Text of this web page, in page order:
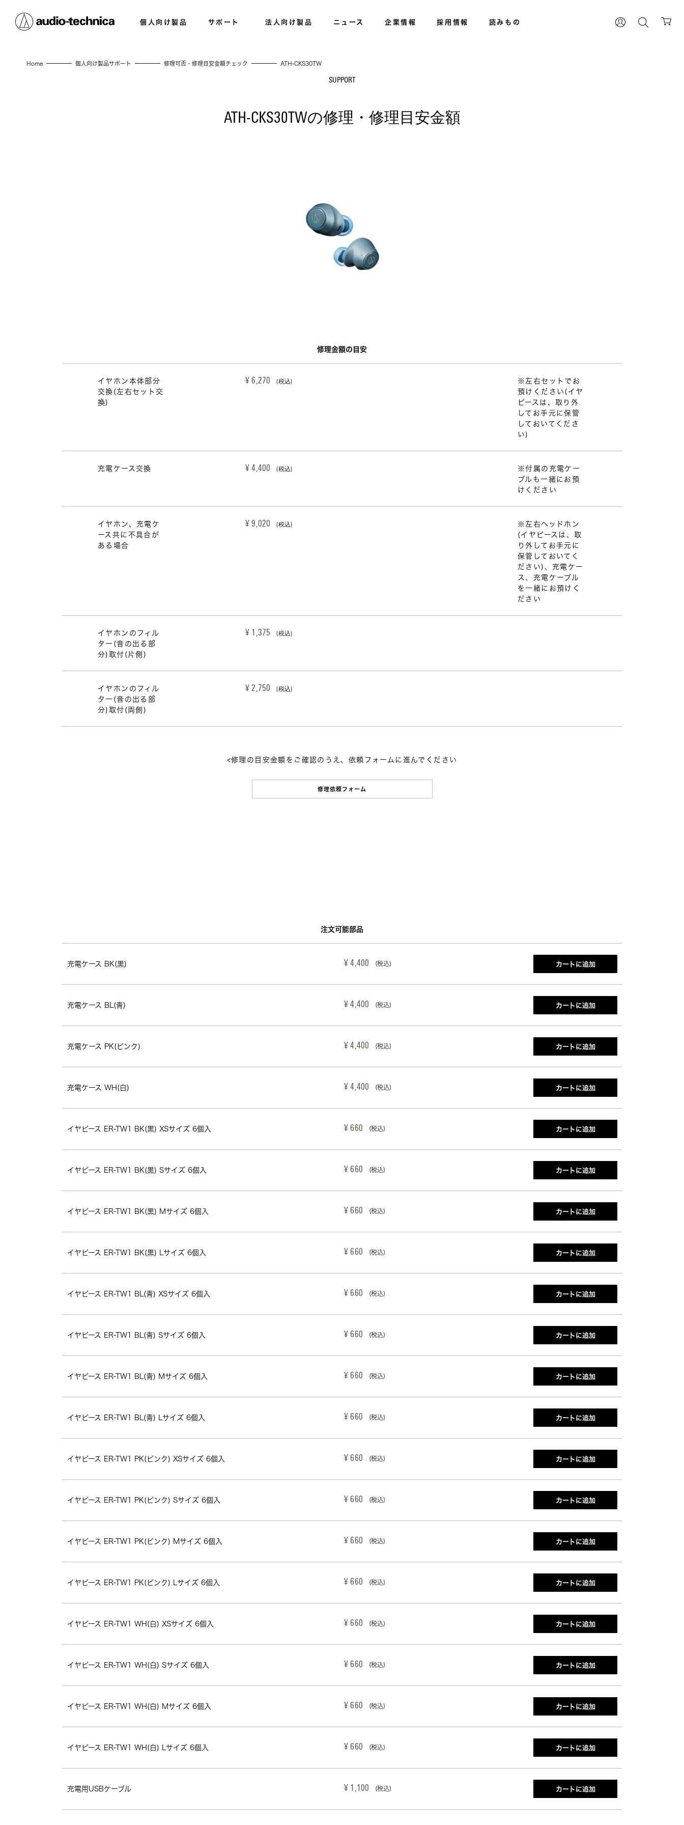
個人向け製品 サポート 法人向け製品 ニュース 企業情報 採用情報 読みもの
Home 個人向け製品サポート 修理可否・修理目安金額チェック ATH-CKS30TW
SUPPORT
ATH-CKS30TWの修理・修理目安金額
修理金額の目安
イヤホン本体部分
交換(左右セット交
換)
¥ 6,270 (税込)
※左右セットでお
預けください(イヤ
ピースは、取り外
してお手元に保管
しておいてくださ
い)
充電ケース交換 ¥ 4,400 (税込)
※付属の充電ケー
ブルも一緒にお預
けください
イヤホン、充電ケ
ース共に不具合が
ある場合
¥ 9,020 (税込)
※左右ヘッドホン
(イヤピースは、取
り外してお手元に
保管しておいてく
ださい)、充電ケー
ス、充電ケーブル
を一緒にお預けく
ださい
イヤホンのフィル
ター(音の出る部
分)取付(片側)
¥ 1,375 (税込)
イヤホンのフィル
ター(音の出る部
分)取付(両側)
¥ 2,750 (税込)
<修理の目安金額をご確認のうえ、依頼フォームに進んでください
修理依頼フォーム
注文可能部品
充電ケース BK(黒) ¥ 4,400 (税込) カートに追加
充電ケース BL(青) ¥ 4,400 (税込) カートに追加
充電ケース PK(ピンク) ¥ 4,400 (税込) カートに追加
充電ケース WH(白) ¥ 4,400 (税込) カートに追加
イヤピース ER-TW1 BK(黒) XSサイズ 6個入 ¥ 660 (税込) カートに追加
イヤピース ER-TW1 BK(黒) Sサイズ 6個入 ¥ 660 (税込) カートに追加
イヤピース ER-TW1 BK(黒) Mサイズ 6個入 ¥ 660 (税込) カートに追加
イヤピース ER-TW1 BK(黒) Lサイズ 6個入 ¥ 660 (税込) カートに追加
イヤピース ER-TW1 BL(青) XSサイズ 6個入 ¥ 660 (税込) カートに追加
イヤピース ER-TW1 BL(青) Sサイズ 6個入 ¥ 660 (税込) カートに追加
イヤピース ER-TW1 BL(青) Mサイズ 6個入 ¥ 660 (税込) カートに追加
イヤピース ER-TW1 BL(青) Lサイズ 6個入 ¥ 660 (税込) カートに追加
イヤピース ER-TW1 PK(ピンク) XSサイズ 6個入 ¥ 660 (税込) カートに追加
イヤピース ER-TW1 PK(ピンク) Sサイズ 6個入 ¥ 660 (税込) カートに追加
イヤピース ER-TW1 PK(ピンク) Mサイズ 6個入 ¥ 660 (税込) カートに追加
イヤピース ER-TW1 PK(ピンク) Lサイズ 6個入 ¥ 660 (税込) カートに追加
イヤピース ER-TW1 WH(白) XSサイズ 6個入 ¥ 660 (税込) カートに追加
イヤピース ER-TW1 WH(白) Sサイズ 6個入 ¥ 660 (税込) カートに追加
イヤピース ER-TW1 WH(白) Mサイズ 6個入 ¥ 660 (税込) カートに追加
イヤピース ER-TW1 WH(白) Lサイズ 6個入 ¥ 660 (税込) カートに追加
充電用USBケーブル ¥ 1,100 (税込) カートに追加